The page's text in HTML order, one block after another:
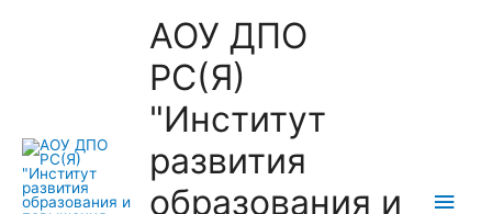
АОУ ДПО
РС(Я)
"Институт
развития
образования и